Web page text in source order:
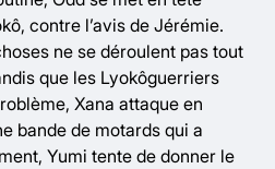
contre l’avis de Jérémie.
ne se déroulent pas tout
que les Lyokôguerriers
Xana attaque en
bande de motards qui a
Yumi tente de donner le